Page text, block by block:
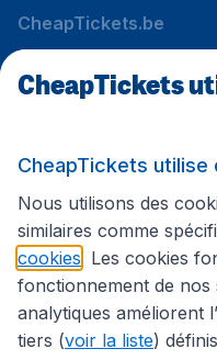
CheapTickets.be
Sites internationaux
Suivez CheapTickets.be
CheapTickets
CheapTickets utilise
Nous utilisons des
similaires comme
cookies . Les cookies
fonctionnement de nos
analytiques améliorent
tiers (voir la liste)